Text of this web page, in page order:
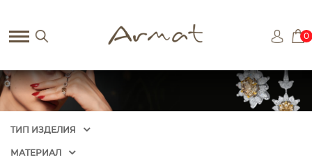
0
ТИП ИЗДЕЛИЯ
МАТЕРИАЛ